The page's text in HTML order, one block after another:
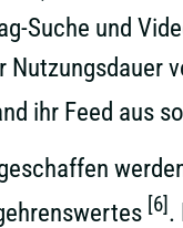
Suche und
ihr Feed aus
[6] .